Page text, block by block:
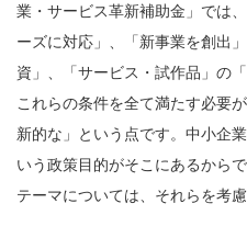
業・サービス革新補助金」では
ーズに対応」、「新事業を創出
資」、「サービス・試作品」の
これらの条件を全て満たす必要
新的な」という点です。中小企
いう政策目的がそこにあるから
テーマについては、それらを考